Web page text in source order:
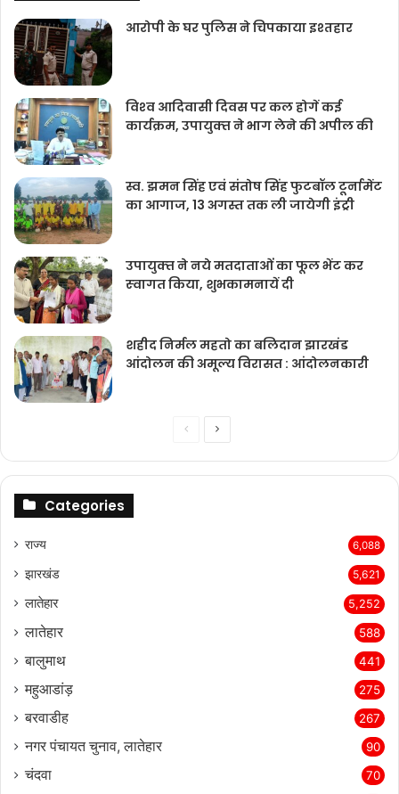
आरोपी के घर पुलिस ने चिपकाया इश्तहार
विश्‍व आदिवासी दिवस पर कल होगें कई
कार्यक्रम, उपायुक्‍त ने भाग लेने की अपील की
स्व. झमन सिंह एवं संतोष सिंह फुटबॉल टूर्नामेंट
का आगाज, 13 अगस्त तक ली जायेगी इंट्री
उपायुक्‍त ने नये मतदाताओंं का फूल भेंट कर
स्‍वागत किया, शुभकामनायें दी
शहीद निर्मल महतो का बलिदान झारखंड
आंदोलन की अमूल्य विरासत : आंदोलनकारी
PreviousNext
Categories
राज्‍य 6,088
झारखंड 5,621
लातेहार 5,252
लातेहार 588
बालुमाथ 441
महुआडांड़ 275
बरवाडीह 267
नगर पंचायत चुनाव, लातेहार 90
चंदवा 70